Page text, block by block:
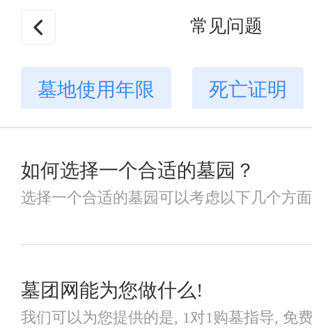
常见问题
墓地使用年限 死亡证明
如何选择一个合适的墓园？
选择一个合适的墓园可以考虑以下几个方
墓团网能为您做什么!
我们可以为您提供的是, 1对1购墓指导, 免